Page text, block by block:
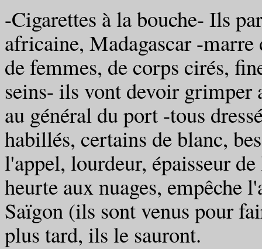
-Cigarettes à la bouche- Ils
africaine, Madagascar -
de femmes, de corps cirés,
seins- ils vont devoir grimper
au général du port -tous
habillés, certains de blanc,
l'appel, lourdeur, épaisseur
heurte aux nuages, empêche
Saïgon (ils sont venus pour
plus tard, ils le sauront.